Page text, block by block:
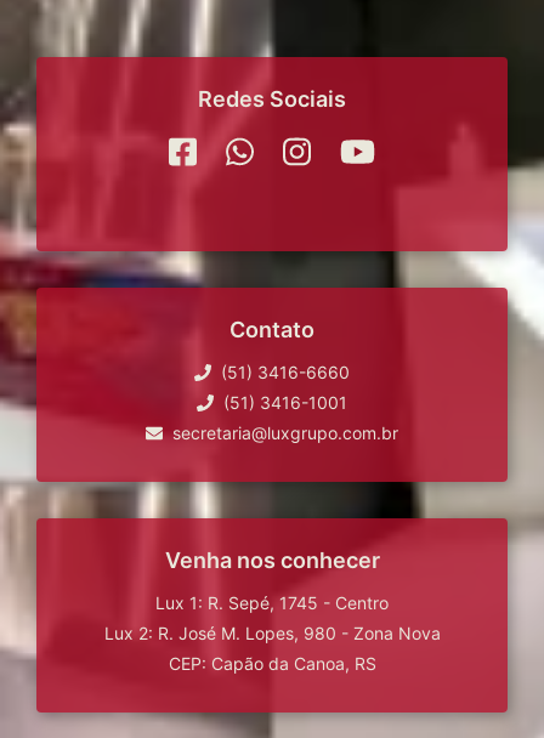
Redes Sociais
Contato
(51) 3416-6660
(51) 3416-1001
secretaria@luxgrupo.com.br
Venha nos conhecer
Lux 1: R. Sepé, 1745 - Centro
Lux 2: R. José M. Lopes, 980 - Zona Nova
CEP: Capão da Canoa, RS